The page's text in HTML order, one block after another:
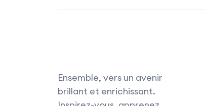
Ensemble, vers un avenir
brillant et enrichissant.